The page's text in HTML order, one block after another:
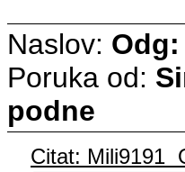
Naslov:
Poruka od:
podne
Citat: Mili9191